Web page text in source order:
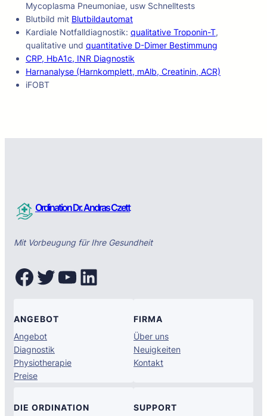
Mycoplasma Pneumoniae, usw Schnelltests
Blutbild mit Blutbildautomat
Kardiale Notfalldiagnostik: qualitative Troponin-T,
qualitative und quantitative D-Dimer Bestimmung
CRP, HbA1c, INR Diagnostik
Harnanalyse (Harnkomplett, mAlb, Creatinin, ACR)
iFOBT
Ordination Dr. Andras Czett
Mit Vorbeugung für Ihre Gesundheit
Facebook Twitter YouTube LinkedIn
ANGEBOT
Angebot
Diagnostik
Physiotherapie
Preise
FIRMA
Über uns
Neuigkeiten
Kontakt
DIE ORDINATION
SUPPORT